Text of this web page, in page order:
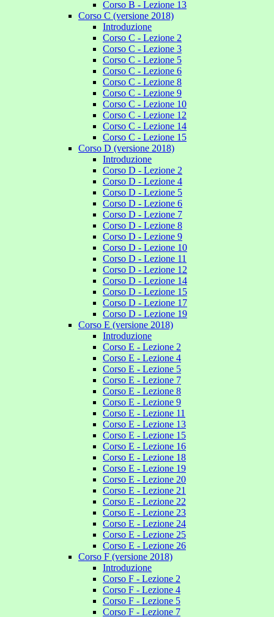
Corso B - Lezione 13
Corso C (versione 2018)
Introduzione
Corso C - Lezione 2
Corso C - Lezione 3
Corso C - Lezione 5
Corso C - Lezione 6
Corso C - Lezione 8
Corso C - Lezione 9
Corso C - Lezione 10
Corso C - Lezione 12
Corso C - Lezione 14
Corso C - Lezione 15
Corso D (versione 2018)
Introduzione
Corso D - Lezione 2
Corso D - Lezione 4
Corso D - Lezione 5
Corso D - Lezione 6
Corso D - Lezione 7
Corso D - Lezione 8
Corso D - Lezione 9
Corso D - Lezione 10
Corso D - Lezione 11
Corso D - Lezione 12
Corso D - Lezione 14
Corso D - Lezione 15
Corso D - Lezione 17
Corso D - Lezione 19
Corso E (versione 2018)
Introduzione
Corso E - Lezione 2
Corso E - Lezione 4
Corso E - Lezione 5
Corso E - Lezione 7
Corso E - Lezione 8
Corso E - Lezione 9
Corso E - Lezione 11
Corso E - Lezione 13
Corso E - Lezione 15
Corso E - Lezione 16
Corso E - Lezione 18
Corso E - Lezione 19
Corso E - Lezione 20
Corso E - Lezione 21
Corso E - Lezione 22
Corso E - Lezione 23
Corso E - Lezione 24
Corso E - Lezione 25
Corso E - Lezione 26
Corso F (versione 2018)
Introduzione
Corso F - Lezione 2
Corso F - Lezione 4
Corso F - Lezione 5
Corso F - Lezione 7